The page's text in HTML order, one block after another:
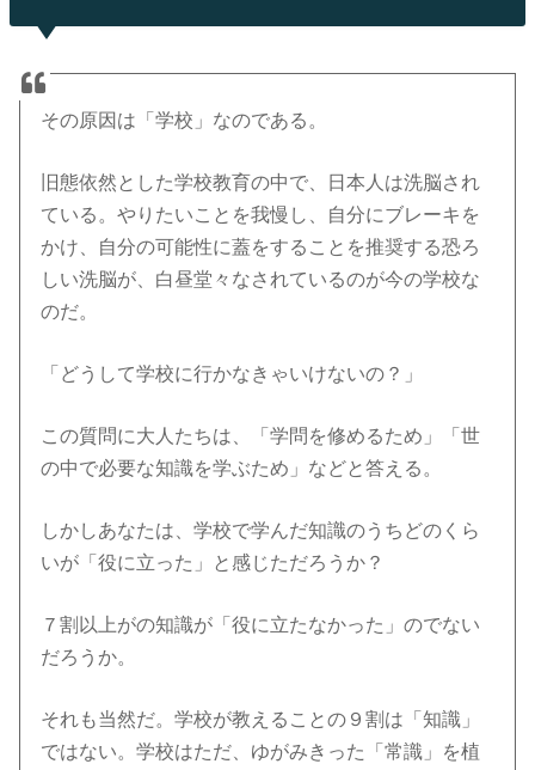
その原因は「学校」なのである。
旧態依然とした学校教育の中で、日本人は洗脳され
ている。やりたいことを我慢し、自分にブレーキを
かけ、自分の可能性に蓋をすることを推奨する恐ろ
しい洗脳が、白昼堂々なされているのが今の学校な
のだ。
「どうして学校に行かなきゃいけないの？」
この質問に大人たちは、「学問を修めるため」「世
の中で必要な知識を学ぶため」などと答える。
しかしあなたは、学校で学んだ知識のうちどのくら
いが「役に立った」と感じただろうか？
７割以上がの知識が「役に立たなかった」のでない
だろうか。
それも当然だ。学校が教えることの９割は「知識」
ではない。学校はただ、ゆがみきった「常識」を植